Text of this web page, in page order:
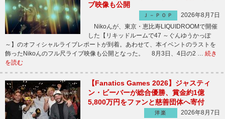
ブ映像も公開
Ｊ－ＰＯＰ
2026年8月7日
Nikoんが、東京・恵比寿LIQUIDROOMで開催
した【リキッドルームで47 ～ぐんゆうかっぽ
～】のオフィシャルライブレポートが到着。あわせて、本イベントのラストを
飾ったNikoんのフル尺ライブ映像も公開となった。 8月3日、4日の2 … 続き
を読む
【Fanatics Games 2026】ジャスティ
ン・ビーバーが総合優勝、賞金約1億
5,800万円をファンと慈善団体へ寄付
洋楽
2026年8月7日